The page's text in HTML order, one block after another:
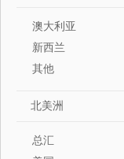
澳大利亚
新西兰
其他
北美洲
总汇